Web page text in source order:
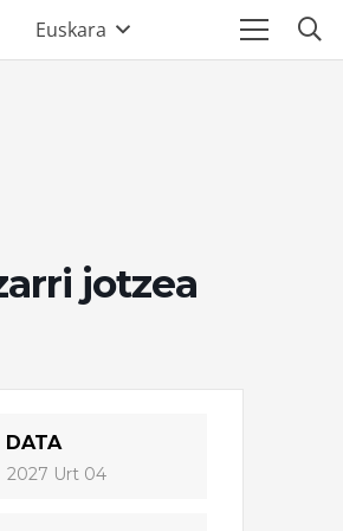
Euskara
jotzea
DATA
2027 Urt 04